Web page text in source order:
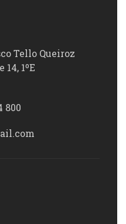
Tello Queiroz
1ºE
800